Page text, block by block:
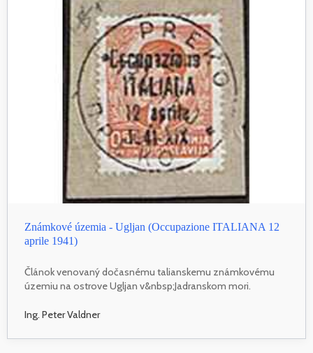
Známkové územia - Ugljan (Occupazione ITALIANA 12
aprile 1941)
Článok venovaný dočasnému talianskemu známkovému
územiu na ostrove Ugljan v&nbsp;Jadranskom mori.
Ing. Peter Valdner